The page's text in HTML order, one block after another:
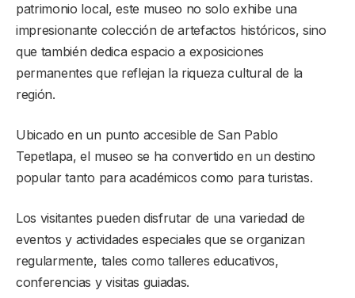
patrimonio local, este museo no solo exhibe una
impresionante colección de artefactos históricos, sino
que también dedica espacio a exposiciones
permanentes que reflejan la riqueza cultural de la
región.
Ubicado en un punto accesible de San Pablo
Tepetlapa, el museo se ha convertido en un destino
popular tanto para académicos como para turistas.
Los visitantes pueden disfrutar de una variedad de
eventos y actividades especiales que se organizan
regularmente, tales como talleres educativos,
conferencias y visitas guiadas.